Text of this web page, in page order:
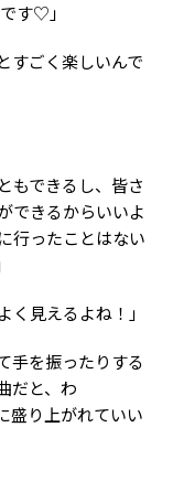
す♡」
すごく楽しいんで
もできるし、皆さ
できるからいいよ
行ったことはない
見えるよね！」
手を振ったりする
だと、わ
盛り上がれていい